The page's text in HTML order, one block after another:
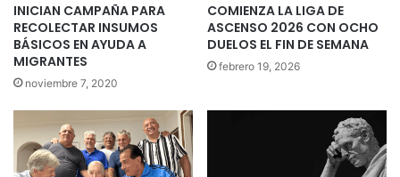
INICIAN CAMPAÑA PARA
RECOLECTAR INSUMOS
BÁSICOS EN AYUDA A
MIGRANTES
noviembre 7, 2020
COMIENZA LA LIGA DE
ASCENSO 2026 CON OCHO
DUELOS EL FIN DE SEMANA
febrero 19, 2026